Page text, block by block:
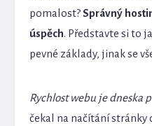
pomalost?Správný
úspěch. Představte si to
pevné základy, jinak se
Rychlost webu je dneska
čekal na načítání stránky